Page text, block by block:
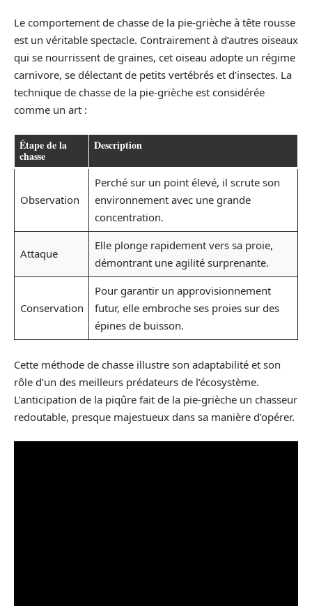
Le comportement de chasse de la pie-grièche à tête rousse
est un véritable spectacle. Contrairement à d’autres oiseaux
qui se nourrissent de graines, cet oiseau adopte un régime
carnivore, se délectant de petits vertébrés et d’insectes. La
technique de chasse de la pie-grièche est considérée
comme un art :
Étape de la
chasse
Description
Observation
Perché sur un point élevé, il scrute son
environnement avec une grande
concentration.
Attaque
Elle plonge rapidement vers sa proie,
démontrant une agilité surprenante.
Conservation
Pour garantir un approvisionnement
futur, elle embroche ses proies sur des
épines de buisson.
Cette méthode de chasse illustre son adaptabilité et son
rôle d’un des meilleurs prédateurs de l’écosystème.
L’anticipation de la piqûre fait de la pie-grièche un chasseur
redoutable, presque majestueux dans sa manière d’opérer.